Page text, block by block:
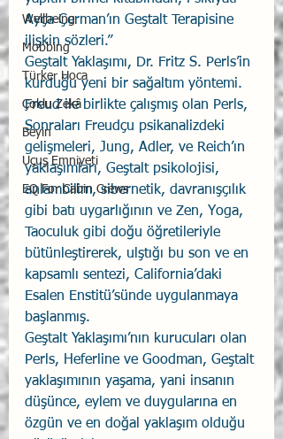
Wellbeing
Mobbing
Türker Hoca
Çoklu Zekâ
Beyin
Uçuş Emniyeti
EQ For Cabin Crews
Ayça Çerman’ın Geştalt Terapisine
ilişkin sözleri.”
Geştalt Yaklaşımı, Dr. Fritz S. Perls’in
kurduğu yeni bir sağaltım yöntemi.
Freud ile birlikte çalışmış olan Perls,
Sonraları Freudçu psikanalizdeki
gelişmeleri, Jung, Adler, ve Reich’ın
yaklaşımları, Geştalt psikolojisi,
anlambilim, sibernetik, davranışçılık
gibi batı uygarlığının ve Zen, Yoga,
Taoculuk gibi doğu öğretileriyle
bütünleştirerek, ulştığı bu son ve en
kapsamlı sentezi, California’daki
Esalen Enstitü’sünde uygulanmaya
başlanmış.
Geştalt Yaklaşımı’nın kurucuları olan
Perls, Heferline ve Goodman, Geştalt
yaklaşımının yaşama, yani insanın
düşünce, eylem ve duygularına en
özgün ve en doğal yaklaşım olduğu